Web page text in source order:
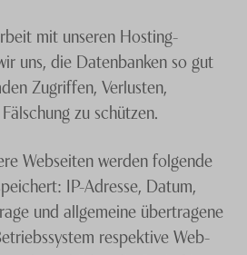
mit unseren Hosting-
uns, die Datenbanken so gut
Zugriffen, Verlusten,
zu schützen.
Webseiten werden folgende
IP-Adresse, Datum,
und allgemeine übertragene
respektive Web-